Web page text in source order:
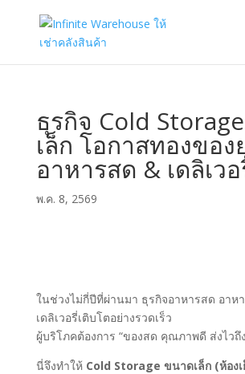
ธุรกิจ Cold
เล็ก โอกาสทองของ
อาหารสด & เดลิเว
พ.ค. 8, 2569
ในช่วงไม่กี่ปีที่ผ่านมา ธุรกิจอาหารสด อาห
เดลิเวอรี่เติบโตอย่างรวดเร็ว
ผู้บริโภคต้องการ “ของสด คุณภาพดี ส่งไวถึ
นี่จึงทำให้ Cold Storage ขนาดเล็ก (ห้อง